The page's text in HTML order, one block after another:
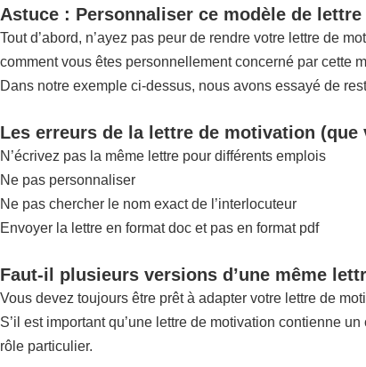
Astuce : Personnaliser ce modèle de
Tout d’abord, n’ayez pas peur de rendre votre lettre de
comment vous êtes personnellement concerné par cette
Dans notre exemple ci-dessus, nous avons essayé de
Les erreurs de la lettre de motivation (que
N’écrivez pas la même lettre pour différents emplois
Ne pas personnaliser
Ne pas chercher le nom exact de l’interlocuteur
Envoyer la lettre en format doc et pas en format pdf
Faut-il plusieurs versions d’une même
Vous devez toujours être prêt à adapter votre lettre de
S’il est important qu’une lettre de motivation contienne
rôle particulier.